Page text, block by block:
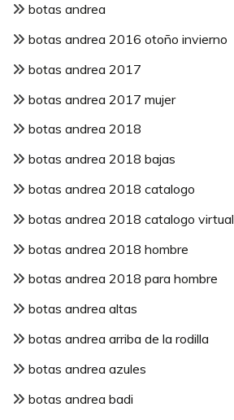
botas andrea
botas andrea 2016 otoño invierno
botas andrea 2017
botas andrea 2017 mujer
botas andrea 2018
botas andrea 2018 bajas
botas andrea 2018 catalogo
botas andrea 2018 catalogo virtual
botas andrea 2018 hombre
botas andrea 2018 para hombre
botas andrea altas
botas andrea arriba de la rodilla
botas andrea azules
botas andrea badi